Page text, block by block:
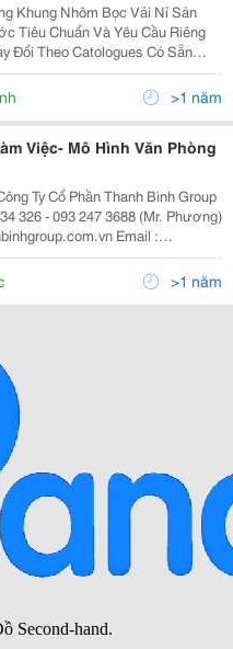
Nhôm Bọc Vải Nỉ Sản
Tiêu Chuẩn Và Yêu Cầu Riêng
Đổi Theo Catologues Có Sẵn
Website : Www.thanhbinhgroup.com.vn Email :... >1 năm
Việc- Mô Hình Văn Phòng
326 - 093 247 3688 (Mr. Phương)
Email :
Công Ty Cổ Phần
Nhà Cung Cấp Hàng Đầu... >1 năm